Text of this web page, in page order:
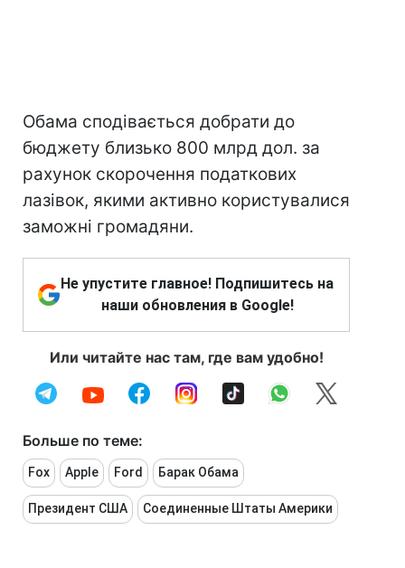
Обама сподівається добрати до
бюджету близько 800 млрд дол. за
рахунок скорочення податкових
лазівок, якими активно користувалися
заможні громадяни.
Не упустите главное! Подпишитесь на
наши обновления в Google!
Или читайте нас там, где вам удобно!
Больше по теме:
Fox Apple Ford Барак Обама
Президент США Соединенные Штаты Америки